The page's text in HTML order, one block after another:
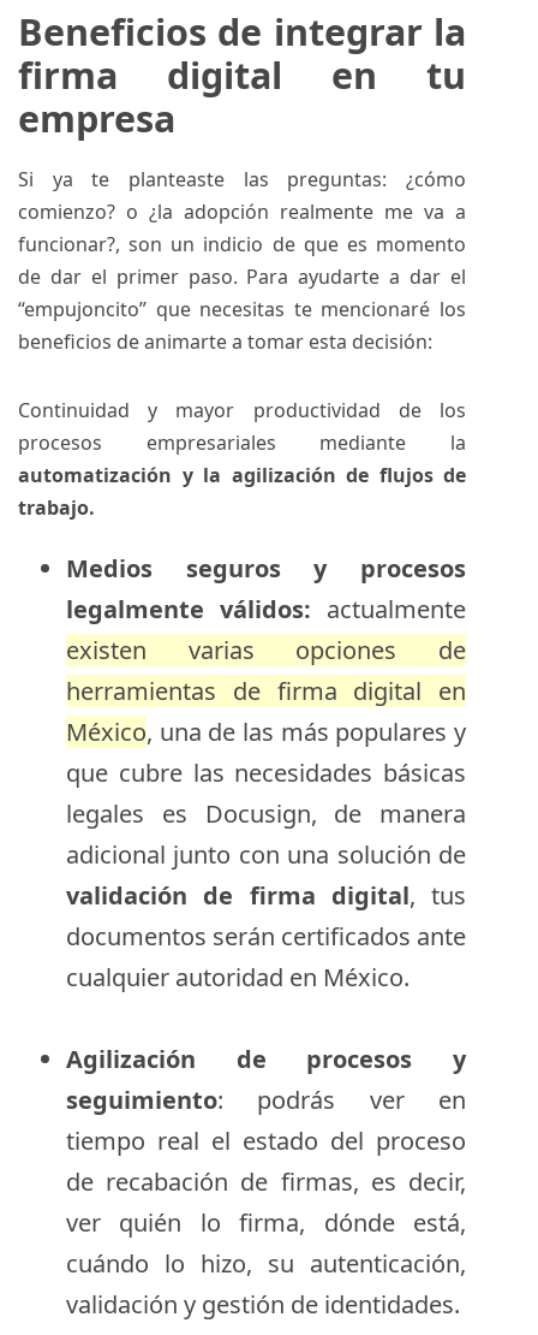
Beneficios de integrar la
firma digital en tu
empresa
Si ya te planteaste las preguntas: ¿cómo
comienzo? o ¿la adopción realmente me va a
funcionar?, son un indicio de que es momento
de dar el primer paso. Para ayudarte a dar el
“empujoncito” que necesitas te mencionaré los
beneficios de animarte a tomar esta decisión:
Continuidad y mayor productividad de los
procesos empresariales mediante la
automatización y la agilización de flujos de
trabajo.
Medios seguros y procesos
legalmente válidos: actualmente
existen varias opciones de
herramientas de firma digital en
México, una de las más populares y
que cubre las necesidades básicas
legales es Docusign, de manera
adicional junto con una solución de
validación de firma digital, tus
documentos serán certificados ante
cualquier autoridad en México.
Agilización de procesos y
seguimiento: podrás ver en
tiempo real el estado del proceso
de recabación de firmas, es decir,
ver quién lo firma, dónde está,
cuándo lo hizo, su autenticación,
validación y gestión de identidades.